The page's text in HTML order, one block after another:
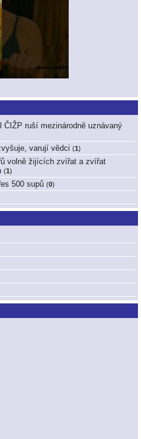
ruší mezinárodně uznávaný
varují vědci (1)
volně žijících zvířat a zvířat
(1)
500 supů (0)